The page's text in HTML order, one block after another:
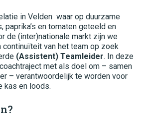
in Velden waar op duurzame
paprika’s en tomaten geteeld en
de (inter)nationale markt zijn we
continuïteit van het team op zoek
(Assistent) Teamleider. In deze
met als doel om – samen
– verantwoordelijk te worden voor
kas en loods.